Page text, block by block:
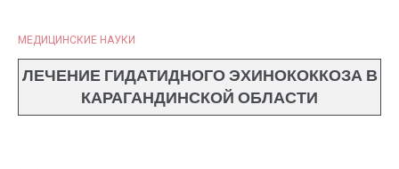
МЕДИЦИНСКИЕ НАУКИ
ЛЕЧЕНИЕ ГИДАТИДНОГО ЭХИНОКОККОЗА В
КАРАГАНДИНСКОЙ ОБЛАСТИ